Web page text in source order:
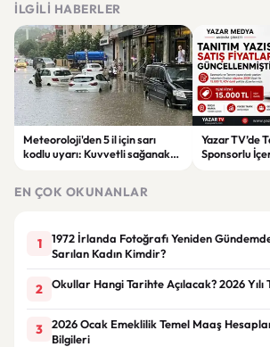
İLGILI HABERLER
Meteoroloji'den 5 il için sarı
kodlu uyarı: Kuvvetli sağanak
Yazar TV’de
Sponsorlu
EN ÇOK OKUNANLAR
1
1972 İrlanda Fotoğrafı Yeniden
Sarılan Kadın Kimdir?
2 Okullar Hangi Tarihte Açılacak? 2026 Yılı
3
2026 Ocak Emeklilik Temel Maaş
Bilgileri